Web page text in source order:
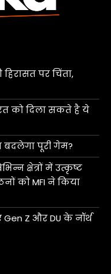
हिरासत पर चिंता,
को दिला सकते है ये
बदलेगा पूरी गेम?
क्षेत्रों में उत्कृष्ट
को MFI ने किया
Z और DU के नॉर्थ